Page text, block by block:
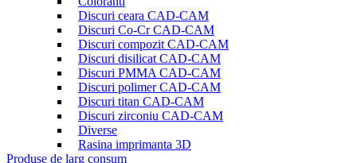
Discuri ceara CAD-CAM
Discuri Co-Cr CAD-CAM
Discuri compozit CAD-CAM
Discuri disilicat CAD-CAM
Discuri PMMA CAD-CAM
Discuri polimer CAD-CAM
Discuri titan CAD-CAM
Discuri zirconiu CAD-CAM
Diverse
Rasina imprimanta 3D
Produse de larg consum